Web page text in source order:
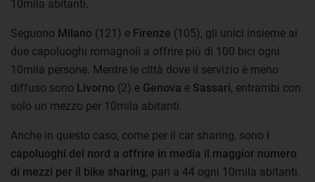
10mila abitanti.
Seguono Milano (121) e Firenze (105), gli unici insieme ai
due capoluoghi romagnoli a offrire più di 100 bici ogni
10mila persone. Mentre le città dove il servizio è meno
diffuso sono Livorno (2) e Genova e Sassari, entrambi con
solo un mezzo per 10mila abitanti.
Anche in questo caso, come per il car sharing, sono i
capoluoghi del nord a offrire in media il maggior numero
di mezzi per il bike sharing, pari a 44 ogni 10mila abitanti.